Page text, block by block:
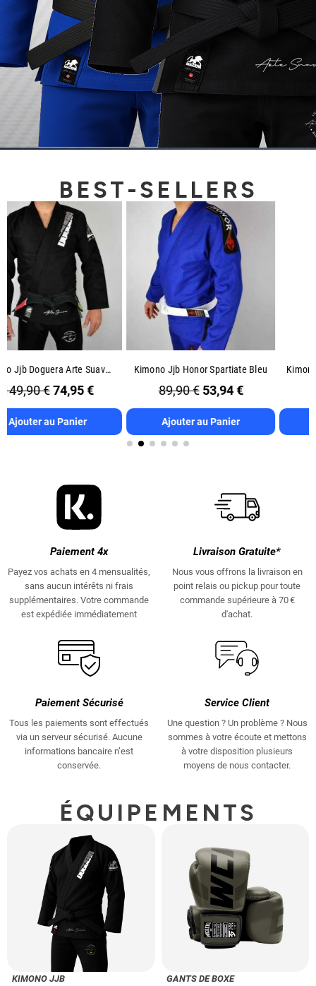
BEST-SELLERS
Kimono Jjb Honor Spartiate Bleu
89,90 €53,94 €
Ajouter au Panier
Kimono Jjb Doguera Sobrio V2 Blanc
79,90 € 47,94 €
Ajouter au Panier
Paiement 4x
Payez vos achats en 4 mensualités,
sans aucun intérêts ni frais
supplémentaires. Votre commande
est expédiée immédiatement
Livraison Gratuite*
Nous vous offrons la livraison en
point relais ou pickup pour toute
commande supérieure à 70 €
d'achat.
Paiement Sécurisé
Tous les paiements sont effectués
via un serveur sécurisé. Aucune
informations bancaire n’est
conservée.
Service Client
Une question ? Un problème ? Nous
sommes à votre écoute et mettons
à votre disposition plusieurs
moyens de nous contacter.
ÉQUIPEMENTS
KIMONO JJB GANTS DE BOXE